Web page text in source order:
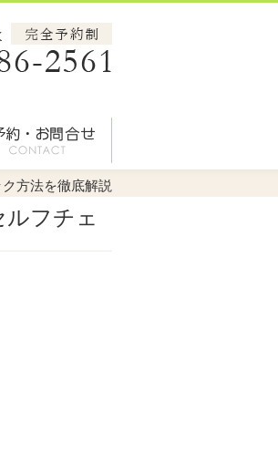
方法を徹底解説
フチェ